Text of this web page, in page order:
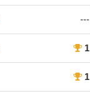
---
1
1